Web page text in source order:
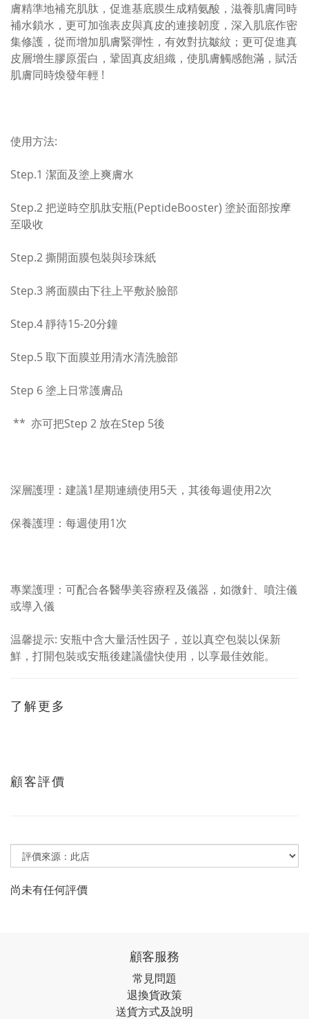
膚精準地補充肌肽，促進基底膜生成精氨酸，滋養肌膚同時
補水鎖水，更可加強表皮與真皮的連接韌度，深入肌底作密
集修護，從而增加肌膚緊彈性，有效對抗皺紋；更可促進真
皮層增生膠原蛋白，鞏固真皮組織，使肌膚觸感飽滿，賦活
肌膚同時煥發年輕 !
使用方法:
Step.1 潔面及塗上爽膚水
Step.2 把逆時空肌肽安瓶(PeptideBooster) 塗於面部按摩
至吸收
Step.2 撕開面膜包裝與珍珠紙
Step.3 將面膜由下往上平敷於臉部
Step.4 靜待15-20分鐘
Step.5 取下面膜並用清水清洗臉部
Step 6 塗上日常護膚品
** 亦可把Step 2 放在Step 5後
深層護理：建議1星期連續使用5天，其後每週使用2次
保養護理：每週使用1次
專業護理：可配合各醫學美容療程及儀器，如微針、噴注儀
或導入儀
温馨提示: 安瓶中含大量活性因子，並以真空包裝以保新
鮮，打開包裝或安瓶後建議儘快使用，以享最佳效能。
了解更多
顧客評價
尚未有任何評價
顧客服務
常見問題
退換貨政策
送貨方式及說明